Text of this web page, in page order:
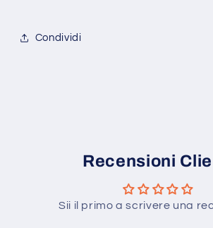
Condividi
Recensioni
Sii il primo a scrivere una